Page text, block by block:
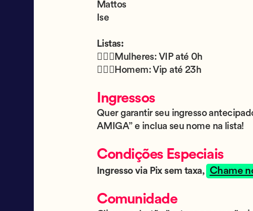
Mattos
Ise
Listas:
🙋🏻‍♀Mulheres: VIP até 0h
🙋🏼‍♂Homem: Vip até 23h
Ingressos
Quer garantir seu ingresso
AMIGA” e inclua seu nome na lista!
Condições Especiais
Ingresso via Pix sem taxa, Chame
Comunidade